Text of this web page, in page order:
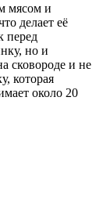
мясом и
делает её
перед
но и
сковороде и не
которая
около 20